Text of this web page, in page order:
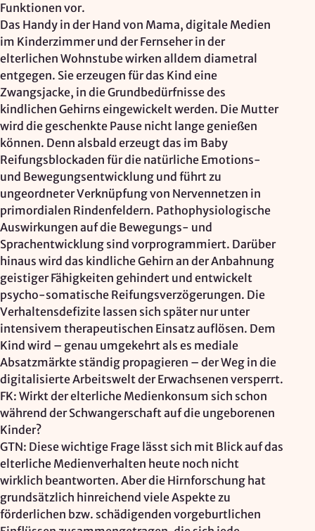
Funktionen vor.
Das Handy in der Hand von Mama, digitale Medien
im Kinderzimmer und der Fernseher in der
elterlichen Wohnstube wirken alldem diametral
entgegen. Sie erzeugen für das Kind eine
Zwangsjacke, in die Grundbedürfnisse des
kindlichen Gehirns eingewickelt werden. Die Mutter
wird die geschenkte Pause nicht lange genießen
können. Denn alsbald erzeugt das im Baby
Reifungsblockaden für die natürliche Emotions-
und Bewegungsentwicklung und führt zu
ungeordneter Verknüpfung von Nervennetzen in
primordialen Rindenfeldern. Pathophysiologische
Auswirkungen auf die Bewegungs- und
Sprachentwicklung sind vorprogrammiert. Darüber
hinaus wird das kindliche Gehirn an der Anbahnung
geistiger Fähigkeiten gehindert und entwickelt
psycho-somatische Reifungsverzögerungen. Die
Verhaltensdefizite lassen sich später nur unter
intensivem therapeutischen Einsatz auflösen. Dem
Kind wird – genau umgekehrt als es mediale
Absatzmärkte ständig propagieren – der Weg in die
digitalisierte Arbeitswelt der Erwachsenen versperrt.
FK: Wirkt der elterliche Medienkonsum sich schon
während der Schwangerschaft auf die ungeborenen
Kinder?
GTN: Diese wichtige Frage lässt sich mit Blick auf das
elterliche Medienverhalten heute noch nicht
wirklich beantworten. Aber die Hirnforschung hat
grundsätzlich hinreichend viele Aspekte zu
förderlichen bzw. schädigenden vorgeburtlichen
Rechtsgrundlage: Art. 6 Abs. 1 lit. f DSGVO
IP-Anonymisierung: aktiviert
Mailjet
Anbieter:
Mailjet GmbH
Zweck:
Anmeldung und Versand von Newslettern